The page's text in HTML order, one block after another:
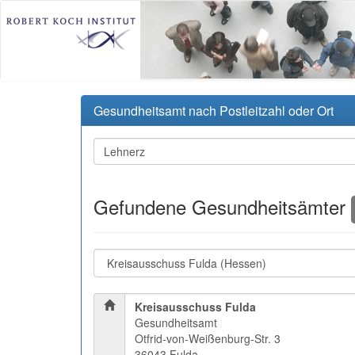
Gesundheitsamt nach Postleitzahl oder Ort
Gefundene Gesundheitsämter
Kreisausschuss Fulda
Gesundheitsamt
Otfrid-von-Weißenburg-Str. 3